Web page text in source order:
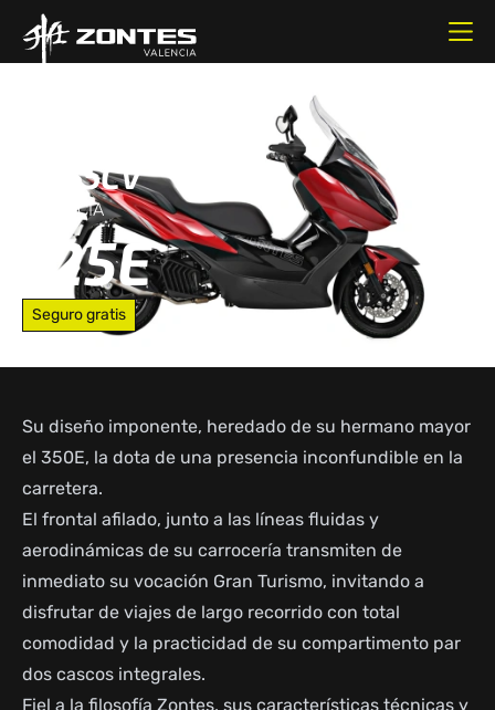
14.55CV
POTENCIA
125E
Seguro gratis
Su diseño imponente, heredado de su hermano mayor
el 350E, la dota de una presencia inconfundible en la
carretera.
El frontal afilado, junto a las líneas fluidas y
aerodinámicas de su carrocería transmiten de
inmediato su vocación Gran Turismo, invitando a
disfrutar de viajes de largo recorrido con total
comodidad y la practicidad de su compartimento par
dos cascos integrales.
Fiel a la filosofía Zontes, sus características técnicas y